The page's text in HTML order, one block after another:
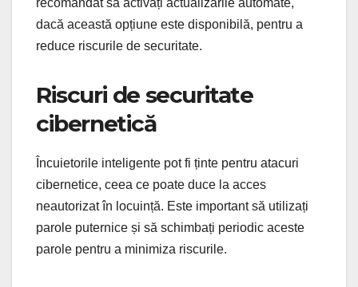
recomandat să activați actualizările automate,
dacă această opțiune este disponibilă, pentru a
reduce riscurile de securitate.
Riscuri de securitate
cibernetică
Încuietorile inteligente pot fi ținte pentru atacuri
cibernetice, ceea ce poate duce la acces
neautorizat în locuință. Este important să utilizați
parole puternice și să schimbați periodic aceste
parole pentru a minimiza riscurile.